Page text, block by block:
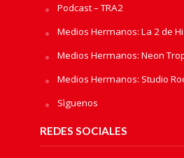
Podcast – TRA2
Medios Hermanos: La 2 de
Medios Hermanos: Neon
Medios Hermanos: Studio
Sìguenos
REDES SOCIALES